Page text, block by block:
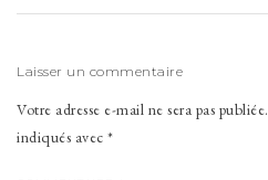
Laisser un commentaire
Votre adresse e-mail ne sera pas publiée.
indiqués avec *